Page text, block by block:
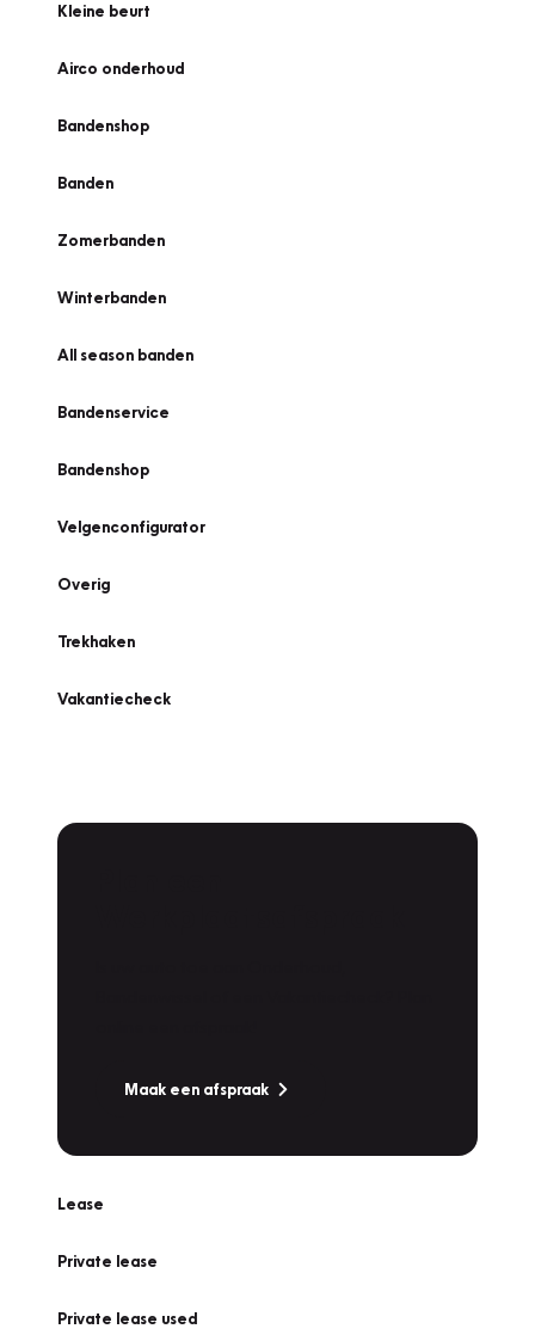
Kleine beurt
Airco onderhoud
Bandenshop
Banden
Zomerbanden
Winterbanden
All season banden
Bandenservice
Bandenshop
Velgenconfigurator
Overig
Trekhaken
Vakantiecheck
Maak een afspraak
Lease
Private lease
Private lease used